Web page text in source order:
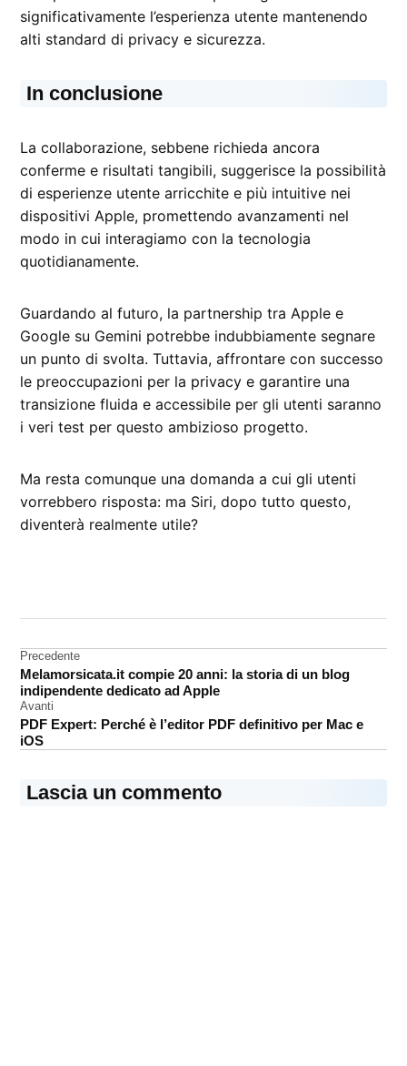
significativamente l’esperienza utente mantenendo
alti standard di privacy e sicurezza.
In conclusione
La collaborazione, sebbene richieda ancora
conferme e risultati tangibili, suggerisce la possibilità
di esperienze utente arricchite e più intuitive nei
dispositivi Apple, promettendo avanzamenti nel
modo in cui interagiamo con la tecnologia
quotidianamente.
Guardando al futuro, la partnership tra Apple e
Google su Gemini potrebbe indubbiamente segnare
un punto di svolta. Tuttavia, affrontare con successo
le preoccupazioni per la privacy e garantire una
transizione fluida e accessibile per gli utenti saranno
i veri test per questo ambizioso progetto.
Ma resta comunque una domanda a cui gli utenti
vorrebbero risposta: ma Siri, dopo tutto questo,
diventerà realmente utile?
Gemini
iOS
Navigazione
articoli
Precedente
Melamorsicata.it compie 20 anni: la storia di un blog
indipendente dedicato ad Apple
Avanti
PDF Expert: Perché è l’editor PDF definitivo per Mac e
iOS
Lascia un commento